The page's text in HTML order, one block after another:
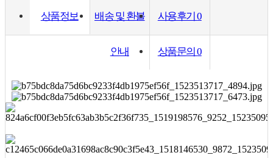
상품정보 배송 및 환불
안내
사용후기0
상품문의0